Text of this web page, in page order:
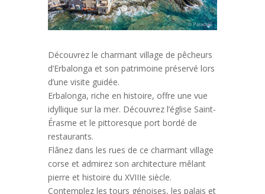
Découvrez le charmant village de pêcheurs
d’Erbalonga et son patrimoine préservé lors
d’une visite guidée.
Erbalonga, riche en histoire, offre une vue
idyllique sur la mer. Découvrez l’église Saint-
Érasme et le pittoresque port bordé de
restaurants.
Flânez dans les rues de ce charmant village
corse et admirez son architecture mêlant
pierre et histoire du XVIIIe siècle.
Contemplez les tours génoises, les palais et